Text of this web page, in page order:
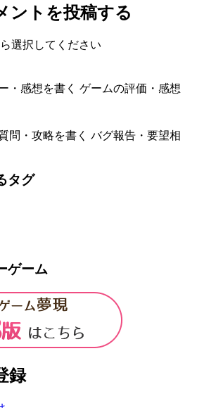
ントを投稿する
選択してください
・感想を書く ゲームの評価・感想
問・攻略を書く バグ報告・要望相
タグ
ゲーム
録